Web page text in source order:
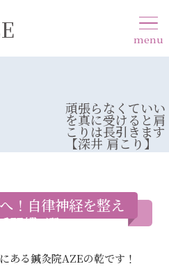
menu
頑張らなくていい
を真に受けると肩
こりは長引きます
【深井 肩こり】
！自律神経を整え
習慣7選
ある鍼灸院AZEの乾です！